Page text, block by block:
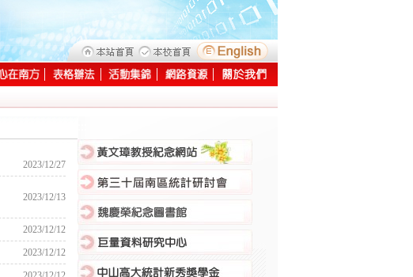
2023/12/27
2023/12/13
2023/12/12
2023/12/12